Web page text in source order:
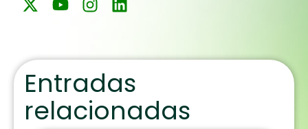
Entradas
relacionadas